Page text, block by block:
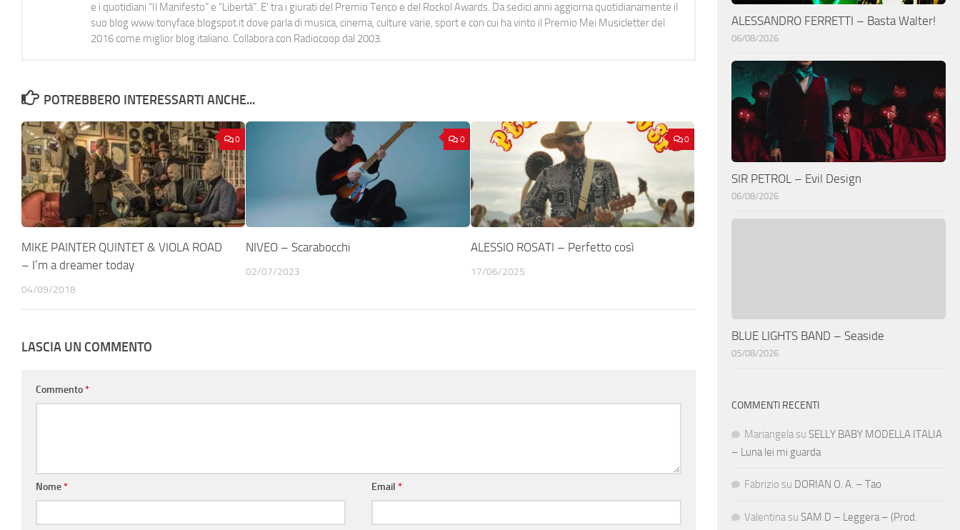
e i quotidiani “Il Manifesto” e “Libertà”. E' tra i giurati del Premio Tenco e del Rockol Awards. Da sedici anni aggiorna quotidianamente il
suo blog www.tonyface.blogspot.it dove parla di musica, cinema, culture varie, sport e con cui ha vinto il Premio Mei Musicletter del
2016 come miglior blog italiano. Collabora con Radiocoop dal 2003.
POTREBBERO INTERESSARTI ANCHE...
0
MIKE PAINTER QUINTET & VIOLA ROAD
– I’m a dreamer today
04/09/2018
0
NIVEO – Scarabocchi
02/07/2023
0
ALESSIO ROSATI – Perfetto così
17/06/2025
LASCIA UN COMMENTO
Commento*
Nome* Email*
ALESSANDRO FERRETTI – Basta Walter!
06/08/2026
SIR PETROL – Evil Design
06/08/2026
BLUE LIGHTS BAND – Seaside
05/08/2026
COMMENTI RECENTI
Mariangela su SELLY BABY MODELLA ITALIA
– Luna lei mi guarda
Fabrizio su DORIAN O. A. – Tao
Valentina su SAM D – Leggera – (Prod.